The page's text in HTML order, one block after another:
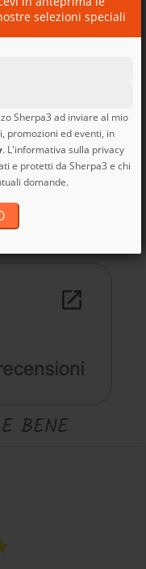
selezioni speciali
Sherpa3 ad inviare al mio
promozioni ed eventi, in
. L'informativa sulla privacy
e protetti da Sherpa3 e chi
domande.
BENE